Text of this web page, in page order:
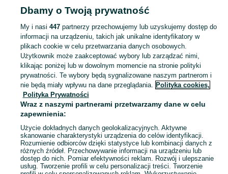
- Śląskie
Kombinezony - Myszków
KATEGORIA
ubranko do chrztu dla chłopca , ubranko do chrztu dla dziewczynki ubranko
Zobacz
Mapa kategorii
Mapa miejscowości
Mapa ministron
Popularne wyszukiwania
Dbamy o Twoją prywatność
My i nasi 447partnerzy przechowujemy lub uzyskujemy dostęp do
informacji na urządzeniu, takich jak unikalne identyfikatory w
plikach cookie w celu przetwarzania danych osobowych.
Użytkownik może zaakceptować wybory lub zarządzać nimi,
klikając poniżej lub w dowolnym momencie na stronie polityki
prywatności. Te wybory będą sygnalizowane naszym partnerom i
nie będą miały wpływu na dane przeglądania. Polityka cookies,
Polityka Prywatności
Wraz z naszymi partnerami przetwarzamy dane w celu
zapewnienia:
Użycie dokładnych danych geolokalizacyjnych. Aktywne
skanowanie charakterystyki urządzenia do celów identyfikacji.
Rozumienie odbiorców dzięki statystyce lub kombinacji danych z
różnych źródeł. Przechowywanie informacji na urządzeniu lub
dostęp do nich. Pomiar efektywności reklam. Rozwój i ulepszanie
usług. Tworzenie profili w celu personalizacji treści. Tworzenie